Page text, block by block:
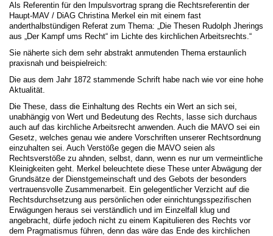
Als Referentin für den Impulsvortrag sprang die Rechtsreferentin der
Haupt-MAV / DiAG Christina Merkel ein mit einem fast
anderthalbstündigen Referat zum Thema: „Die Thesen Rudolph Jherings
aus „Der Kampf ums Recht“ im Lichte des kirchlichen Arbeitsrechts.“
Sie näherte sich dem sehr abstrakt anmutenden Thema erstaunlich
praxisnah und beispielreich:
Die aus dem Jahr 1872 stammende Schrift habe nach wie vor eine hohe
Aktualität.
Die These, dass die Einhaltung des Rechts ein Wert an sich sei,
unabhängig von Wert und Bedeutung des Rechts, lasse sich durchaus
auch auf das kirchliche Arbeitsrecht anwenden. Auch die MAVO sei ein
Gesetz, welches genau wie andere Vorschriften unserer Rechtsordnung
einzuhalten sei. Auch Verstöße gegen die MAVO seien als
Rechtsverstöße zu ahnden, selbst, dann, wenn es nur um vermeintliche
Kleinigkeiten geht. Merkel beleuchtete diese These unter Abwägung der
Grundsätze der Dienstgemeinschaft und des Gebots der besonders
vertrauensvolle Zusammenarbeit. Ein gelegentlicher Verzicht auf die
Rechtsdurchsetzung aus persönlichen oder einrichtungsspezifischen
Erwägungen heraus sei verständlich und im Einzelfall klug und
angebracht, dürfe jedoch nicht zu einem Kapitulieren des Rechts vor
dem Pragmatismus führen, denn das wäre das Ende des kirchlichen